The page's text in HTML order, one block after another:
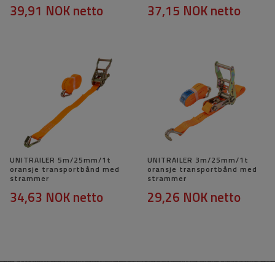
39,91 NOKnetto 37,15 NOKnetto
UNITRAILER 5m/25mm/1t
oransje transportbånd med
strammer
34,63 NOKnetto
UNITRAILER 3m/25mm/1t
oransje transportbånd med
strammer
29,26 NOKnetto